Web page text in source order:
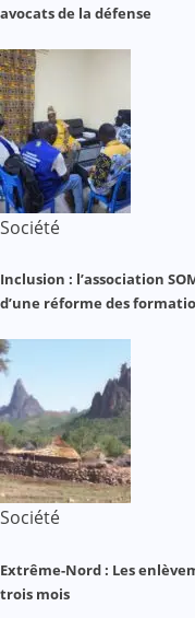
avocats de la défense
Société
Inclusion : l’association
d’une réforme des
Société
Extrême-Nord : Les
trois mois